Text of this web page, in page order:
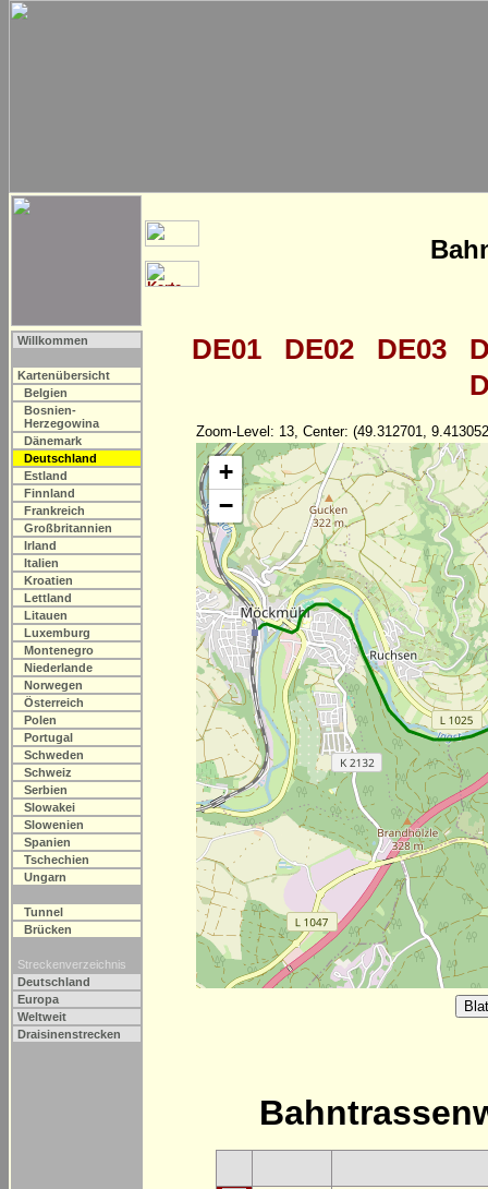
Willkommen
Kartenübersicht
Belgien
Bosnien-
Herzegowina
Dänemark
Deutschland
Estland
Finnland
Frankreich
Großbritannien
Irland
Italien
Kroatien
Lettland
Litauen
Luxemburg
Montenegro
Niederlande
Norwegen
Österreich
Polen
Portugal
Schweden
Schweiz
Serbien
Slowakei
Slowenien
Spanien
Tschechien
Ungarn
Tunnel
Brücken
Streckenverzeichnis
Deutschland
Europa
Weltweit
Draisinenstrecken
DE01 DE02 DE03
Zoom-Level: 13, Center: (49.312701,
+
−